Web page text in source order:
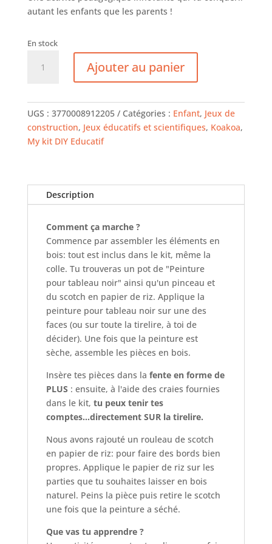
autant les enfants que les parents !
En stock
Ajouter au panier
UGS : 3770008912205 Catégories : Enfant, Jeux de
construction, Jeux éducatifs et scientifiques, Koakoa,
My kit DIY Educatif
Description
Comment ça marche ?
Commence par assembler les éléments en
bois: tout est inclus dans le kit, même la
colle. Tu trouveras un pot de "Peinture
pour tableau noir" ainsi qu'un pinceau et
du scotch en papier de riz. Applique la
peinture pour tableau noir sur une des
faces (ou sur toute la tirelire, à toi de
décider). Une fois que la peinture est
sèche, assemble les pièces en bois.
Insère tes pièces dans la fente en forme de
PLUS : ensuite, à l'aide des craies fournies
dans le kit, tu peux tenir tes
comptes...directement SUR la tirelire.
Nous avons rajouté un rouleau de scotch
en papier de riz: pour faire des bords bien
propres. Applique le papier de riz sur les
parties que tu souhaites laisser en bois
naturel. Peins la pièce puis retire le scotch
une fois que la peinture a séché.
Que vas tu apprendre ?